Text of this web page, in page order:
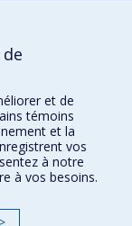
et de
témoins
et la
vos
à notre
à vos besoins.
>